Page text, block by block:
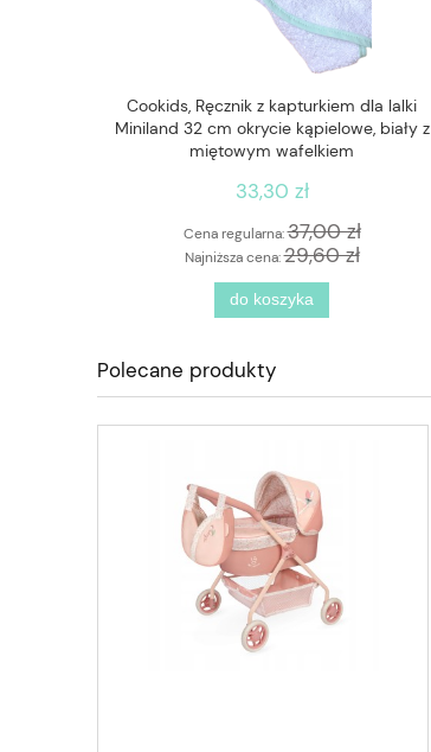
Cookids, Ręcznik z kapturkiem dla lalki
Miniland 32 cm okrycie kąpielowe, biały z
miętowym wafelkiem
33,30 zł
Cena regularna:37,00 zł
Najniższa cena:29,60 zł
do koszyka
Polecane produkty